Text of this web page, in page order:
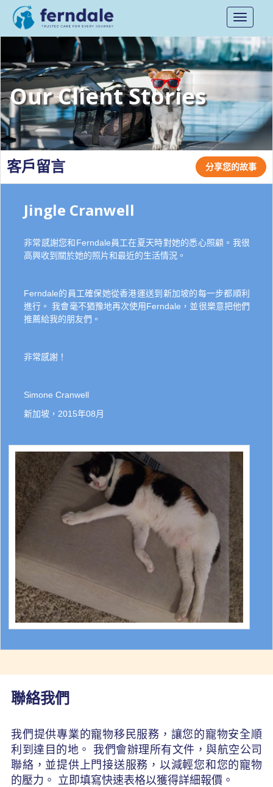
Toggle
Our Client Stories
客戶留言 分享您的故事
Jingle Cranwell
非常感謝您和Ferndale員工在夏天時對她的悉心照顧。我很
高興收到關於她的照片和最近的生活情況。
Ferndale的員工確保她從香港運送到新加坡的每一步都順利
進行。 我會毫不猶豫地再次使用Ferndale，並很樂意把他們
推薦給我的朋友們。
非常感謝！
Simone Cranwell
新加坡，2015年08月
聯絡我們
我們提供專業的寵物移民服務，讓您的寵物安全順
利到達目的地。 我們會辦理所有文件，與航空公司
聯絡，並提供上門接送服務，以減輕您和您的寵物
的壓力。 立即填寫快速表格以獲得詳細報價。